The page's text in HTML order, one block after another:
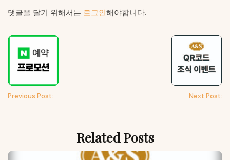
댓글을 달기 위해서는 로그인해야합니다.
Previous Post: Next Post:
Related Posts